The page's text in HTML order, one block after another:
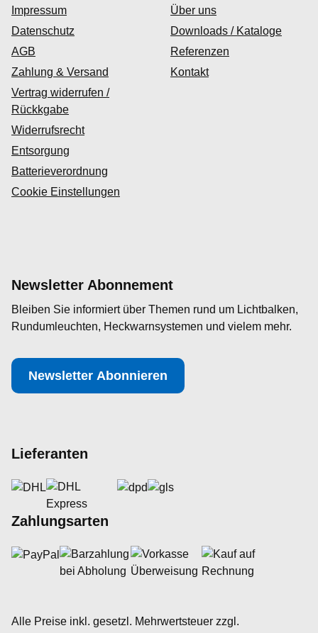
Impressum
Datenschutz
AGB
Zahlung & Versand
Vertrag widerrufen /
Rückkgabe
Widerrufsrecht
Entsorgung
Batterieverordnung
Cookie Einstellungen
Über uns
Downloads / Kataloge
Referenzen
Kontakt
Newsletter Abonnement
Bleiben Sie informiert über Themen rund um Lichtbalken,
Rundumleuchten, Heckwarnsystemen und vielem mehr.
Newsletter Abonnieren
Lieferanten
Zahlungsarten
Alle Preise inkl. gesetzl. Mehrwertsteuer zzgl.